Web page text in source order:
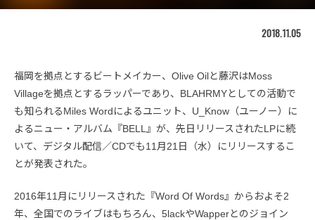
2018.11.05
福岡を拠点とするビートメイカー、Olive Oilと藤沢はMoss
Villageを拠点とするラッパーであり、BLAHRMYとしての活動で
も知られるMiles Wordによるユニット、U_Know（ユーノー）に
よるニュー・アルバム『BELL』が、先日リリースされたLPに続
いて、デジタル配信／CDでも11月21日（水）にリリースするこ
とが発表された。
2016年11月にリリースされた『Word Of Words』からおよそ2
年、全国でのライブはもちろん、5lackやWapperとのジョイン